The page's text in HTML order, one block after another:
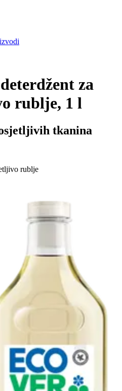
za
rublje, 1 l
tkanina
rublje